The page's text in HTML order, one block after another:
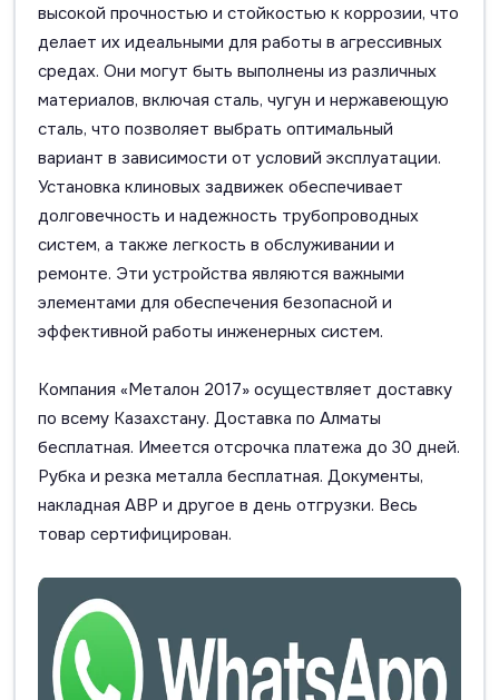
высокой прочностью и стойкостью к коррозии, что
делает их идеальными для работы в агрессивных
средах. Они могут быть выполнены из различных
материалов, включая сталь, чугун и нержавеющую
сталь, что позволяет выбрать оптимальный
вариант в зависимости от условий эксплуатации.
Установка клиновых задвижек обеспечивает
долговечность и надежность трубопроводных
систем, а также легкость в обслуживании и
ремонте. Эти устройства являются важными
элементами для обеспечения безопасной и
эффективной работы инженерных систем.
Компания «Металон 2017» осуществляет доставку
по всему Казахстану. Доставка по Алматы
бесплатная. Имеется отсрочка платежа до 30 дней.
Рубка и резка металла бесплатная. Документы,
накладная АВР и другое в день отгрузки. Весь
товар сертифицирован.